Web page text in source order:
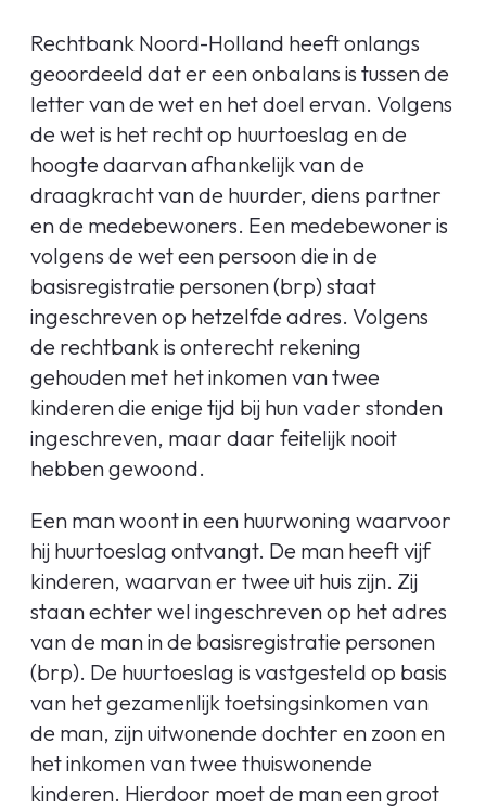
Rechtbank Noord-Holland heeft onlangs
geoordeeld dat er een onbalans is tussen de
letter van de wet en het doel ervan. Volgens
de wet is het recht op huurtoeslag en de
hoogte daarvan afhankelijk van de
draagkracht van de huurder, diens partner
en de medebewoners. Een medebewoner is
volgens de wet een persoon die in de
basisregistratie personen (brp) staat
ingeschreven op hetzelfde adres. Volgens
de rechtbank is onterecht rekening
gehouden met het inkomen van twee
kinderen die enige tijd bij hun vader stonden
ingeschreven, maar daar feitelijk nooit
hebben gewoond.
Een man woont in een huurwoning waarvoor
hij huurtoeslag ontvangt. De man heeft vijf
kinderen, waarvan er twee uit huis zijn. Zij
staan echter wel ingeschreven op het adres
van de man in de basisregistratie personen
(brp). De huurtoeslag is vastgesteld op basis
van het gezamenlijk toetsingsinkomen van
de man, zijn uitwonende dochter en zoon en
het inkomen van twee thuiswonende
kinderen. Hierdoor moet de man een groot